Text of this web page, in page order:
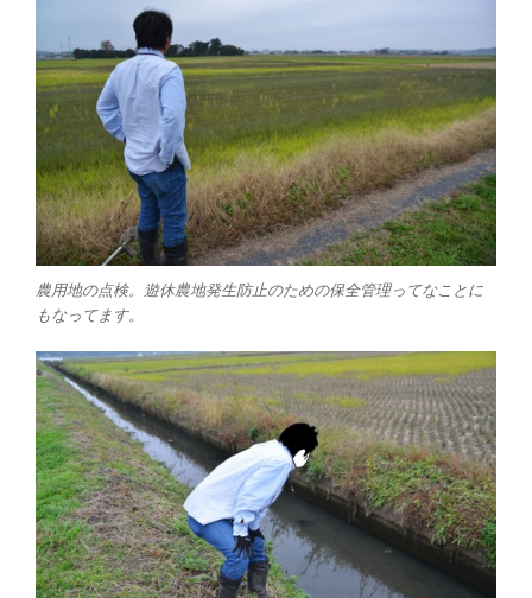
農用地の点検。遊休農地発生防止のための保全管理ってなことに
もなってます。